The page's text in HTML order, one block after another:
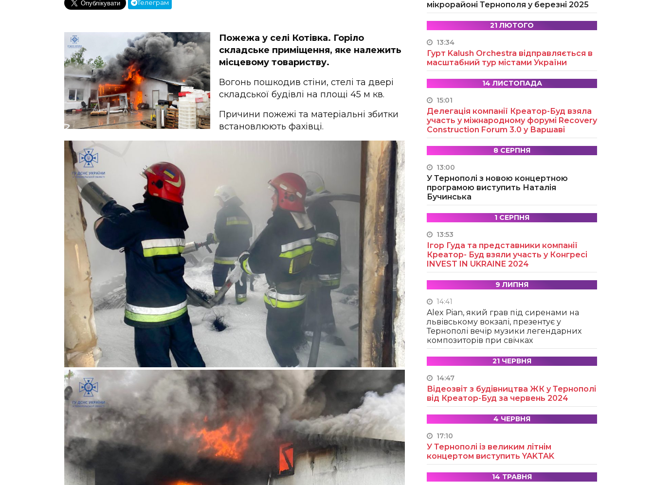
Телеграм
Пожежа у селі Котівка. Горіло
складське приміщення, яке належить
місцевому товариству.
Вогонь пошкодив стіни, стелі та двері
складської будівлі на площі 45 м кв.
Причини пожежі та матеріальні збитки
встановлюють фахівці.
мікрорайоні Тернополя у березні 2025
21 ЛЮТОГО
13:34
Гурт Kalush Orchestra відправляється в
масштабний тур містами України
14 ЛИСТОПАДА
15:01
Делегація компанії Креатор-Буд взяла
участь у міжнародному форумі Recovery
Construction Forum 3.0 у Варшаві
8 СЕРПНЯ
13:00
У Тернополі з новою концертною
програмою виступить Наталія
Бучинська
1 СЕРПНЯ
13:53
Ігор Гуда та представники компанії
Креатор- Буд взяли участь у Конгресі
INVEST IN UKRAINE 2024
9 ЛИПНЯ
14:41
Alex Pian, який грав під сиренами на
львівському вокзалі, презентує у
Тернополі вечір музики легендарних
композиторів при свічках
21 ЧЕРВНЯ
14:47
Відеозвіт з будівництва ЖК у Тернополі
від Креатор-Буд за червень 2024
4 ЧЕРВНЯ
17:10
У Тернополі із великим літнім
концертом виступить YAKTAK
14 ТРАВНЯ